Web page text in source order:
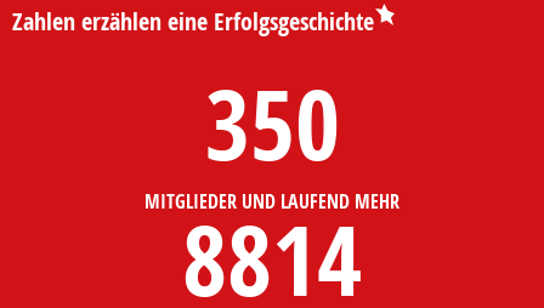
Zahlen erzählen eine Erfolgsgeschichte
350
MITGLIEDER UND LAUFEND MEHR
8814